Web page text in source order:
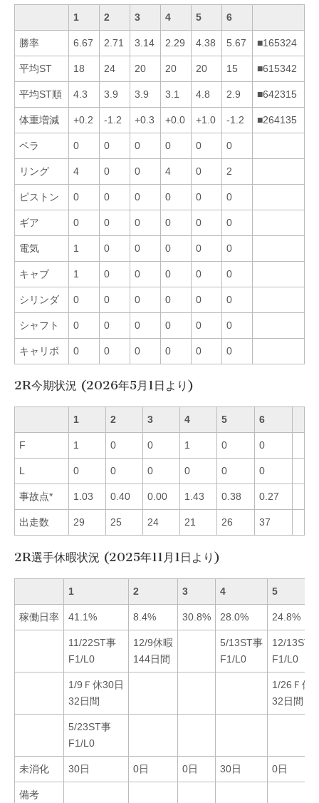
1 2 3 4 5 6
勝率 6.67 2.71 3.14 2.29 4.38 5.67 ■165324
平均ST 18 24 20 20 20 15 ■615342
平均ST順 4.3 3.9 3.9 3.1 4.8 2.9 ■642315
体重増減 +0.2 -1.2 +0.3 +0.0 +1.0 -1.2 ■264135
ペラ 0 0 0 0 0 0
リング 4 0 0 4 0 2
ピストン 0 0 0 0 0 0
ギア 0 0 0 0 0 0
電気 1 0 0 0 0 0
キャブ 1 0 0 0 0 0
シリンダ 0 0 0 0 0 0
シャフト 0 0 0 0 0 0
キャリボ 0 0 0 0 0 0
2R今期状況 (2026年5月1日より)
1 2 3 4 5 6
F 1 0 0 1 0 0
L 0 0 0 0 0 0
事故点* 1.03 0.40 0.00 1.43 0.38 0.27
出走数 29 25 24 21 26 37
2R選手休暇状況 (2025年11月1日より)
1 2 3 4 5
稼働日率 41.1% 8.4% 30.8% 28.0% 24.8%
11/22ST事
F1/L0
12/9休暇
144日間
5/13ST事
F1/L0
12/13ST
F1/L0
1/9Ｆ休30日
32日間
1/26Ｆ休
32日間
5/23ST事
F1/L0
未消化 30日 0日 0日 30日 0日
備考